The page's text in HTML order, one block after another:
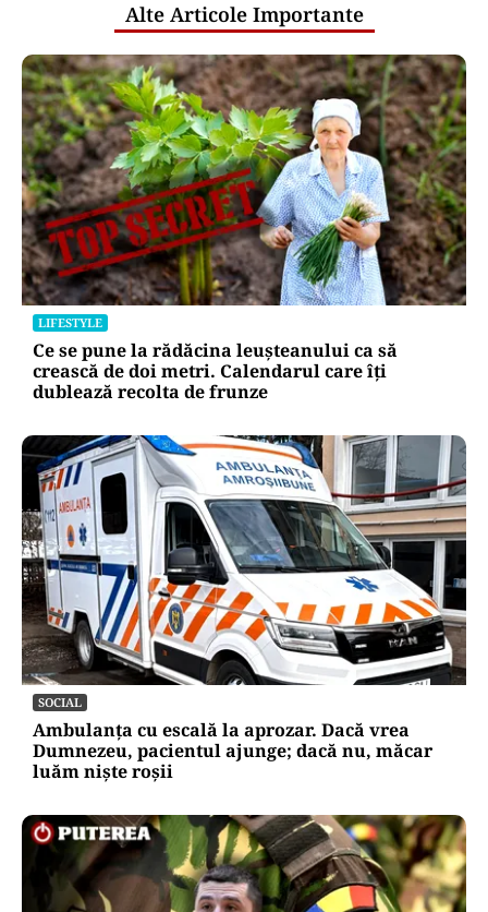
Alte Articole Importante
LIFESTYLE
Ce se pune la rădăcina leușteanului ca să
crească de doi metri. Calendarul care îți
dublează recolta de frunze
SOCIAL
Ambulanța cu escală la aprozar. Dacă vrea
Dumnezeu, pacientul ajunge; dacă nu, măcar
luăm niște roșii